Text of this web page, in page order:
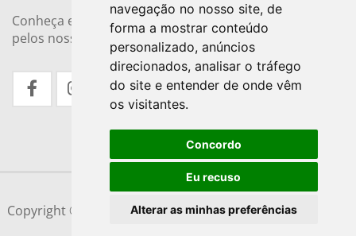
navegação no nosso site, de
forma a mostrar conteúdo
personalizado, anúncios
direcionados, analisar o tráfego
do site e entender de onde vêm
os visitantes.
Concordo
Eu recuso
Alterar as minhas preferências
Conheça e siga nossos canais. Interaja, fale conosco
pelos nossos perfis e saiba de todas as novidades.
Copyright © 2026 CLR Contabilidade| Desenvolvido por